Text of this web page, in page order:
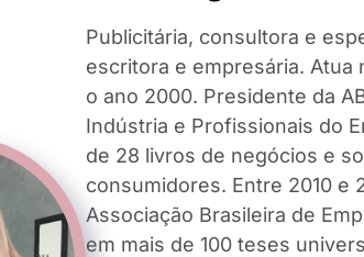
Publicitária, consultora e
escritora e empresária.
o ano 2000. Presidente da
Indústria e Profissionais do
de 28 livros de negócios e
consumidores. Entre 2010 e
Associação Brasileira de
em mais de 100 teses